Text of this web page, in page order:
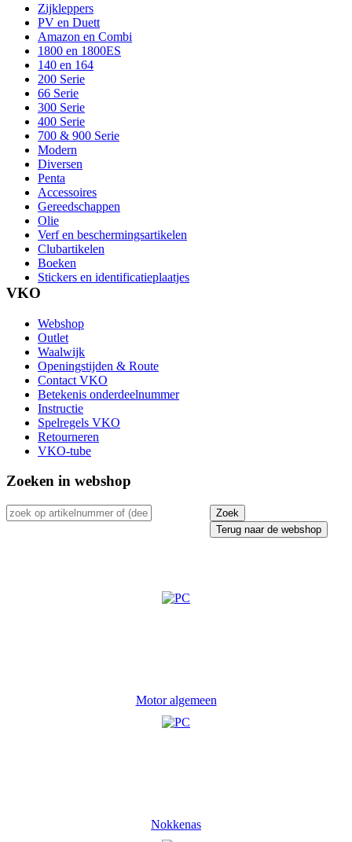
Zijkleppers
PV en Duett
Amazon en Combi
1800 en 1800ES
140 en 164
200 Serie
66 Serie
300 Serie
400 Serie
700 & 900 Serie
Modern
Diversen
Penta
Accessoires
Gereedschappen
Olie
Verf en beschermingsartikelen
Clubartikelen
Boeken
Stickers en identificatieplaatjes
VKO
Webshop
Outlet
Waalwijk
Openingstijden & Route
Contact VKO
Betekenis onderdeelnummer
Instructie
Spelregels VKO
Retourneren
VKO-tube
Zoeken in webshop
Terug naar de webshop
Motor algemeen
Nokkenas